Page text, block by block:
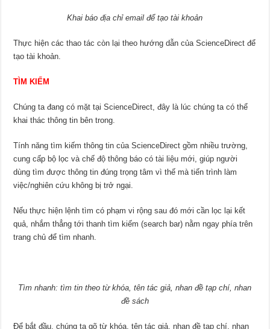
Khai báo địa chỉ email để tạo tài khoản
Thực hiện các thao tác còn lại theo hướng dẫn của ScienceDirect để
tạo tài khoản.
TÌM KIẾM
Chúng ta đang có mặt tại ScienceDirect, đây là lúc chúng ta có thể
khai thác thông tin bên trong.
Tính năng tìm kiếm thông tin của ScienceDirect gồm nhiều trường,
cung cấp bộ lọc và chế độ thông báo có tài liệu mới, giúp người
dùng tìm được thông tin đúng trọng tâm vì thế mà tiến trình làm
việc/nghiên cứu không bị trở ngại.
Nếu thực hiện lệnh tìm có phạm vi rộng sau đó mới cần lọc lại kết
quả, nhắm thẳng tới thanh tìm kiếm (search bar) nằm ngay phía trên
trang chủ để tìm nhanh.
Tìm nhanh: tìm tin theo từ khóa, tên tác giả, nhan đề tạp chí, nhan
đề sách
Để bắt đầu, chúng ta gõ từ khóa, tên tác giả, nhan đề tạp chí, nhan